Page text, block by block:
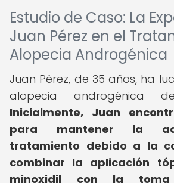
Estudio de Caso: La
Juan Pérez en el
Alopecia Androgénica
Juan Pérez, de 35 años, ha
alopecia androgénica
Inicialmente, Juan
para mantener la
tratamiento debido a la
combinar la aplicación
minoxidil con la